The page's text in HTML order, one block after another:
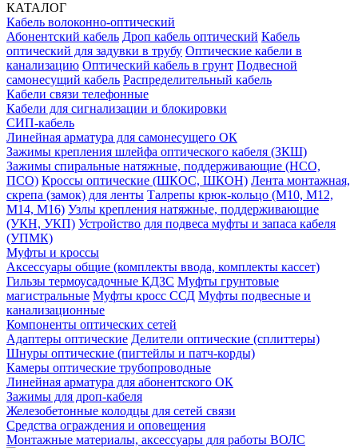
КАТАЛОГ
Кабель волоконно-оптический
Абонентский кабель Дроп кабель оптический Кабель
оптический для задувки в трубу Оптические кабели в
канализацию Оптический кабель в грунт Подвесной
самонесущий кабель Распределительный кабель
Кабели связи телефонные
Кабели для сигнализации и блокировки
СИП-кабель
Линейная арматура для самонесущего ОК
Зажимы крепления шлейфа оптического кабеля (ЗКШ)
Зажимы спиральные натяжные, поддерживающие (НСО,
ПСО) Кроссы оптические (ШКОС, ШКОН) Лента монтажная,
скрепа (замок) для ленты Талрепы крюк-кольцо (М10, М12,
М14, М16) Узлы крепления натяжные, поддерживающие
(УКН, УКП) Устройство для подвеса муфты и запаса кабеля
(УПМК)
Муфты и кроссы
Аксессуары общие (комплекты ввода, комплекты кассет)
Гильзы термоусадочные КДЗС Муфты грунтовые
магистральные Муфты кросс ССД Муфты подвесные и
канализационные
Компоненты оптических сетей
Адаптеры оптические Делители оптические (сплиттеры)
Шнуры оптические (пигтейлы и патч-корды)
Камеры оптические трубопроводные
Линейная арматура для абонентского ОК
Зажимы для дроп-кабеля
Железобетонные колодцы для сетей связи
Средства ограждения и оповещения
Монтажные материалы, аксессуары для работы ВОЛС